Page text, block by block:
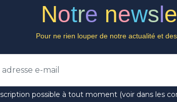
Notre newsl
Pour ne rien louper de notre actualité et
possible à tout moment (voir dans les